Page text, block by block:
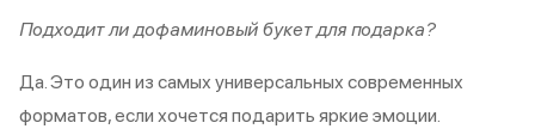
Подходит ли дофаминовый букет для подарка?
Да. Это один из самых универсальных современных
форматов, если хочется подарить яркие эмоции.